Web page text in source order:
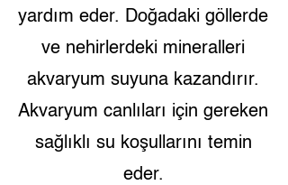
yardım eder. Doğadaki göllerde
ve nehirlerdeki mineralleri
akvaryum suyuna kazandırır.
Akvaryum canlıları için gereken
sağlıklı su koşullarını temin
eder.